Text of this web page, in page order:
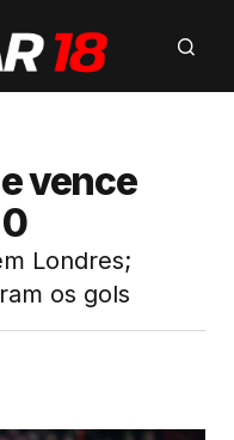
vence
Londres;
os gols